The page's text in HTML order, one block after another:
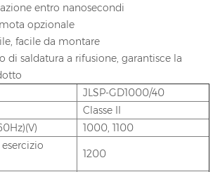
entro nanosecondi
opzionale
facile da montare
di saldatura a rifusione, garantisce la
JLSP-GD1000/40
Classe II
1000, 1100
1200